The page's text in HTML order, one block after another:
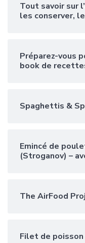
Tout savoir sur
les conserver,
Préparez-vous
book de
Spaghettis &
Emincé de
(Stroganov) –
The AirFood
Filet de